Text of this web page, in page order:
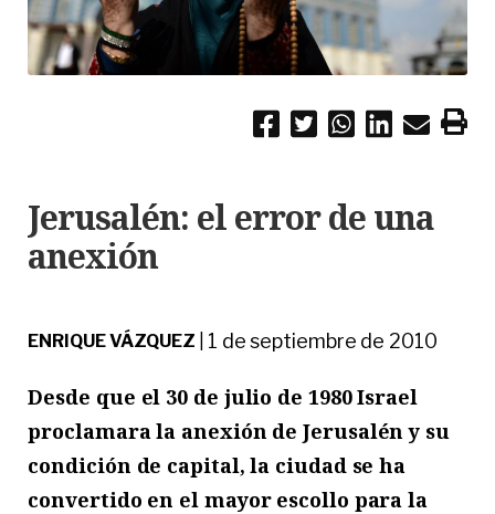
Jerusalén: el error de una
anexión
ENRIQUE VÁZQUEZ 1 de septiembre de 2010
Desde que el 30 de julio de 1980 Israel
proclamara la anexión de Jerusalén y su
condición de capital, la ciudad se ha
convertido en el mayor escollo para la